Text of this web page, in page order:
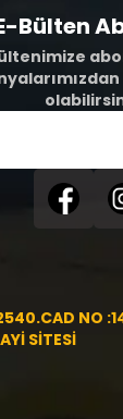
Bülten
NO
SİTESİ